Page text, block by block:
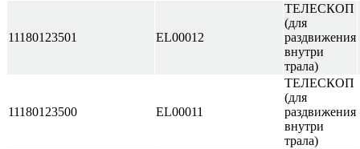
11180123501 EL00012
ТЕЛЕСКОП
(для
раздвижения
внутри
трала)
11180123500 EL00011
ТЕЛЕСКОП
(для
раздвижения
внутри
трала)